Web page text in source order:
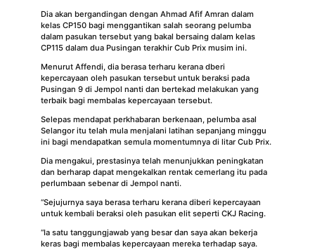
Dia akan bergandingan dengan Ahmad Afif Amran dalam
kelas CP150 bagi menggantikan salah seorang pelumba
dalam pasukan tersebut yang bakal bersaing dalam kelas
CP115 dalam dua Pusingan terakhir Cub Prix musim ini.
Menurut Affendi, dia berasa terharu kerana dberi
kepercayaan oleh pasukan tersebut untuk beraksi pada
Pusingan 9 di Jempol nanti dan bertekad melakukan yang
terbaik bagi membalas kepercayaan tersebut.
Selepas mendapat perkhabaran berkenaan, pelumba asal
Selangor itu telah mula menjalani latihan sepanjang minggu
ini bagi mendapatkan semula momentumnya di litar Cub Prix.
Dia mengakui, prestasinya telah menunjukkan peningkatan
dan berharap dapat mengekalkan rentak cemerlang itu pada
perlumbaan sebenar di Jempol nanti.
“Sejujurnya saya berasa terharu kerana diberi kepercayaan
untuk kembali beraksi oleh pasukan elit seperti CKJ Racing.
“Ia satu tanggungjawab yang besar dan saya akan bekerja
keras bagi membalas kepercayaan mereka terhadap saya.